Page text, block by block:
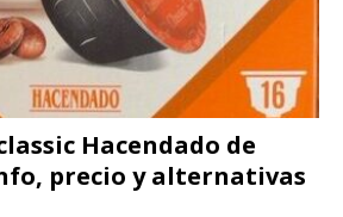
Hacendado de
precio y alternativas